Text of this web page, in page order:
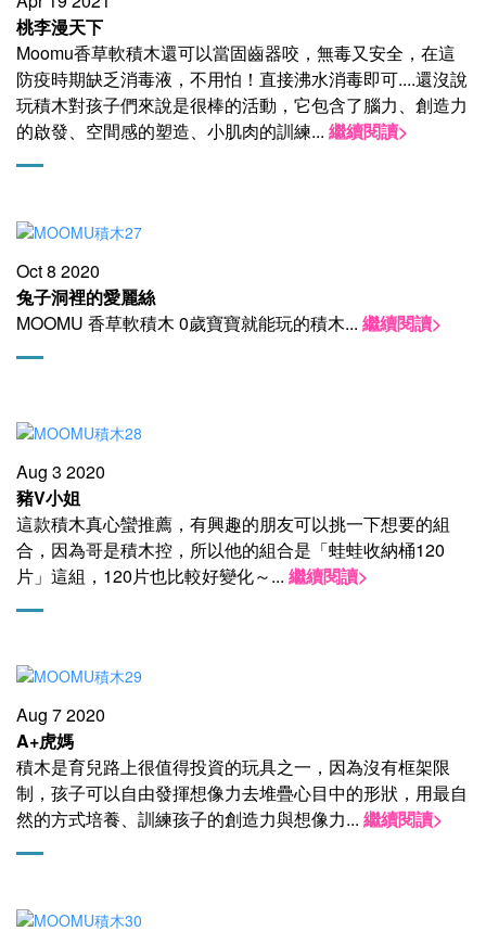
桃李漫天下
Moomu香草軟積木還可以當固齒器咬，無毒又安全，在這
防疫時期缺乏消毒液，不用怕！直接沸水消毒即可....還沒說
玩積木對孩子們來說是很棒的活動，它包含了腦力、創造力
的啟發、空間感的塑造、小肌肉的訓練... 繼續閱讀>
Oct 8 2020
兔子洞裡的愛麗絲
MOOMU 香草軟積木 0歲寶寶就能玩的積木... 繼續閱讀>
Aug 3 2020
豬V小姐
這款積木真心蠻推薦，有興趣的朋友可以挑一下想要的組
合，因為哥是積木控，所以他的組合是「蛙蛙收納桶120
片」這組，120片也比較好變化～... 繼續閱讀>
Aug 7 2020
A+虎媽
積木是育兒路上很值得投資的玩具之一，因為沒有框架限
制，孩子可以自由發揮想像力去堆疊心目中的形狀，用最自
然的方式培養、訓練孩子的創造力與想像力... 繼續閱讀>